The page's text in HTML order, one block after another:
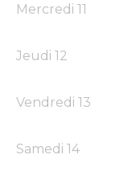
Mercredi 11
Jeudi 12
Vendredi 13
Samedi 14